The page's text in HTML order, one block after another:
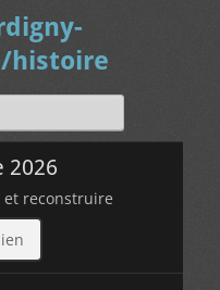
histoire
2026
et reconstruire